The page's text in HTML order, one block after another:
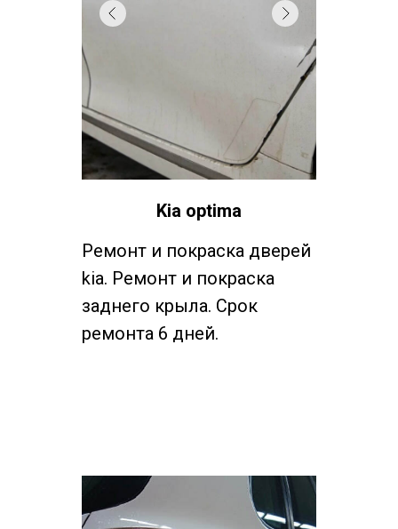
Kia optima
Ремонт и покраска дверей
kia. Ремонт и покраска
заднего крыла. Срок
ремонта 6 дней.